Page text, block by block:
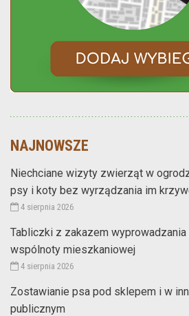
NAJNOWSZE
Niechciane wizyty zwierząt w
psy i koty bez wyrządzania im
4 sierpnia 2026
Tabliczki z zakazem
wspólnoty mieszkaniowej
4 sierpnia 2026
Zostawianie psa pod sklepem i w
publicznym